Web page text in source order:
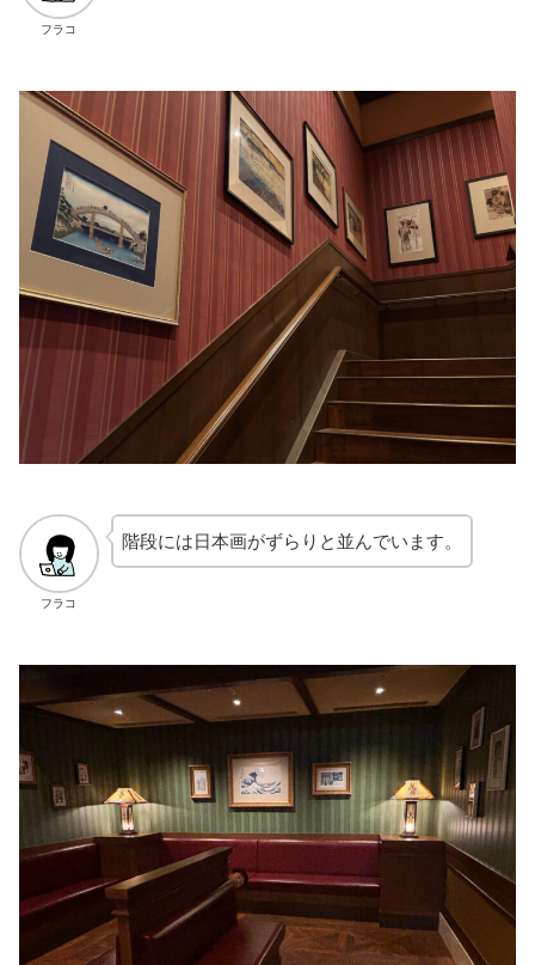
フラコ
フラコ
階段には日本画がずらりと並んでいます。